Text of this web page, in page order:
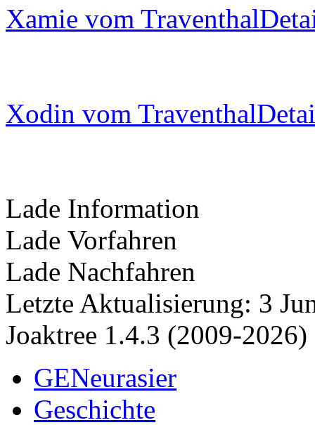
Xamie vom Traventhal
Xodin vom Traventhal
Lade Information
Lade Vorfahren
Lade Nachfahren
Letzte Aktualisierung: 3
Joaktree 1.4.3 (2009-2026)
GENeurasier
Geschichte